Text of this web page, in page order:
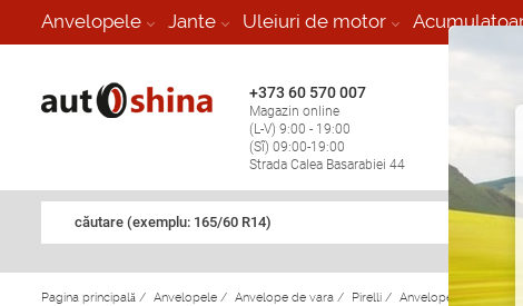
Anvelopele Jante Uleiuri de motor
+373 60 570 007
Magazin online
(L-V) 9:00 - 19:00
(Sî) 09:00-19:00
Strada Calea Basarabiei 44
căutare (exemplu: 165/60 R14)
Pagina principală / Anvelopele / Anvelope de vara / Pirelli / Anvelope de vara